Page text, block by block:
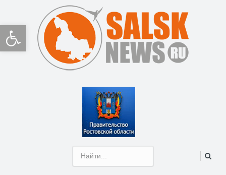
Открыть панель инструментов